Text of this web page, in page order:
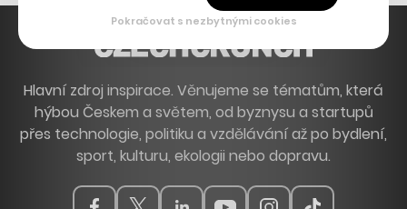
Hlavní zdroj inspirace. Věnujeme se tématům, která
hýbou Českem a světem, od byznysu a startupů
přes technologie, politiku a vzdělávání až po bydlení,
sport, kulturu, ekologii nebo dopravu.
Pokračovat s nezbytnými cookies